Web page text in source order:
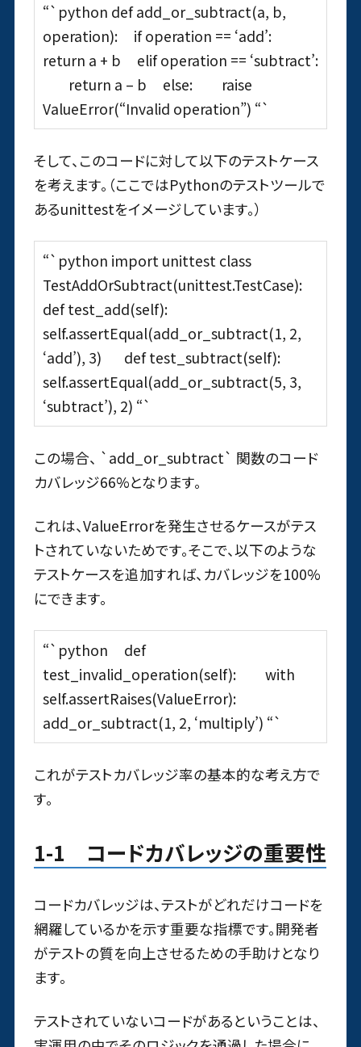
“`python def add_or_subtract(a, b,
operation): if operation == ‘add’:
return a + b elif operation == ‘subtract’:
return a – b else: raise
ValueError(“Invalid operation”) “`
そして、このコードに対して以下のテストケース
を考えます。（ここではPythonのテストツールで
あるunittestをイメージしています。）
“`python import unittest class
TestAddOrSubtract(unittest.TestCase):
def test_add(self):
self.assertEqual(add_or_subtract(1, 2,
‘add’), 3) def test_subtract(self):
self.assertEqual(add_or_subtract(5, 3,
‘subtract’), 2) “`
この場合、 `add_or_subtract` 関数のコード
カバレッジ66%となります。
これは、ValueErrorを発生させるケースがテス
トされていないためです。そこで、以下のような
テストケースを追加すれば、カバレッジを100%
にできます。
“`python def
test_invalid_operation(self): with
self.assertRaises(ValueError):
add_or_subtract(1, 2, ‘multiply’) “`
これがテストカバレッジ率の基本的な考え方で
す。
1-1 コードカバレッジの重要性
コードカバレッジは、テストがどれだけコードを
網羅しているかを示す重要な指標です。開発者
がテストの質を向上させるための手助けとなり
ます。
テストされていないコードがあるということは、